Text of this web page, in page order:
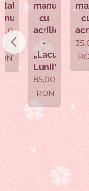
manual
acrilice
-
„Lacul
Lunii"
85,00
manual
acrilice
35,00